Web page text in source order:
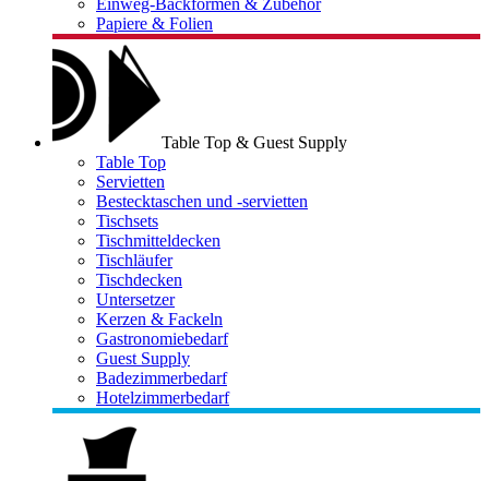
Einweg-Backformen & Zubehör
Papiere & Folien
Table Top & Guest Supply
Table Top
Servietten
Bestecktaschen und -servietten
Tischsets
Tischmitteldecken
Tischläufer
Tischdecken
Untersetzer
Kerzen & Fackeln
Gastronomiebedarf
Guest Supply
Badezimmerbedarf
Hotelzimmerbedarf